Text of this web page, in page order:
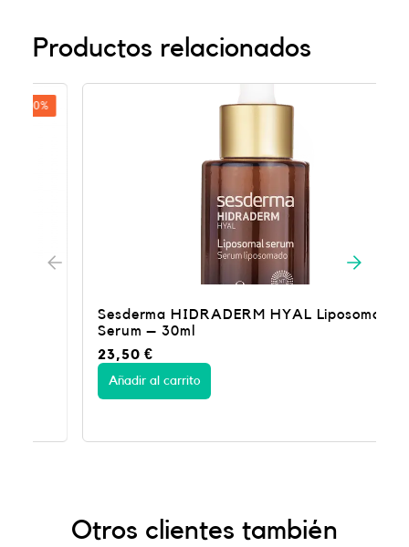
Productos relacionados
Sesderma HIDRADERM HYAL Liposomal
Serum – 30ml
€
Añadir al carrito
Otros clientes también